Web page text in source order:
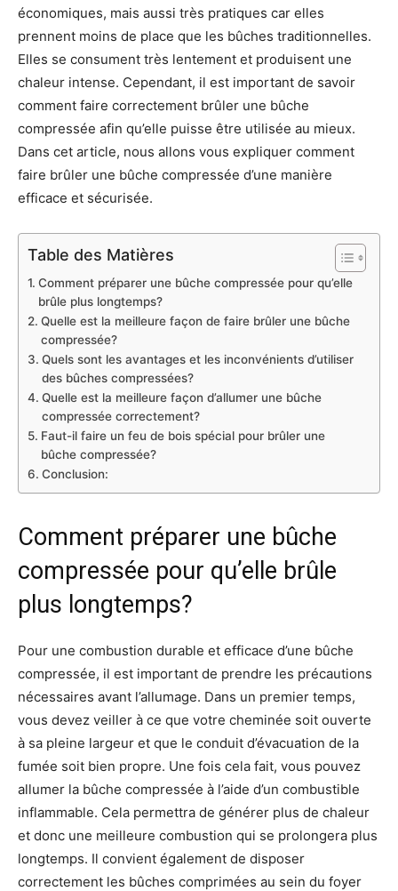
économiques, mais aussi très pratiques car elles
prennent moins de place que les bûches traditionnelles.
Elles se consument très lentement et produisent une
chaleur intense. Cependant, il est important de savoir
comment faire correctement brûler une bûche
compressée afin qu’elle puisse être utilisée au mieux.
Dans cet article, nous allons vous expliquer comment
faire brûler une bûche compressée d’une manière
efficace et sécurisée.
Table des Matières
Comment préparer une bûche compressée pour qu’elle
brûle plus longtemps?
Quelle est la meilleure façon de faire brûler une bûche
compressée?
Quels sont les avantages et les inconvénients d’utiliser
des bûches compressées?
Quelle est la meilleure façon d’allumer une bûche
compressée correctement?
Faut-il faire un feu de bois spécial pour brûler une
bûche compressée?
Conclusion:
Comment préparer une bûche
compressée pour qu’elle brûle
plus longtemps?
Pour une combustion durable et efficace d’une bûche
compressée, il est important de prendre les précautions
nécessaires avant l’allumage. Dans un premier temps,
vous devez veiller à ce que votre cheminée soit ouverte
à sa pleine largeur et que le conduit d’évacuation de la
fumée soit bien propre. Une fois cela fait, vous pouvez
allumer la bûche compressée à l’aide d’un combustible
inflammable. Cela permettra de générer plus de chaleur
et donc une meilleure combustion qui se prolongera plus
longtemps. Il convient également de disposer
correctement les bûches comprimées au sein du foyer